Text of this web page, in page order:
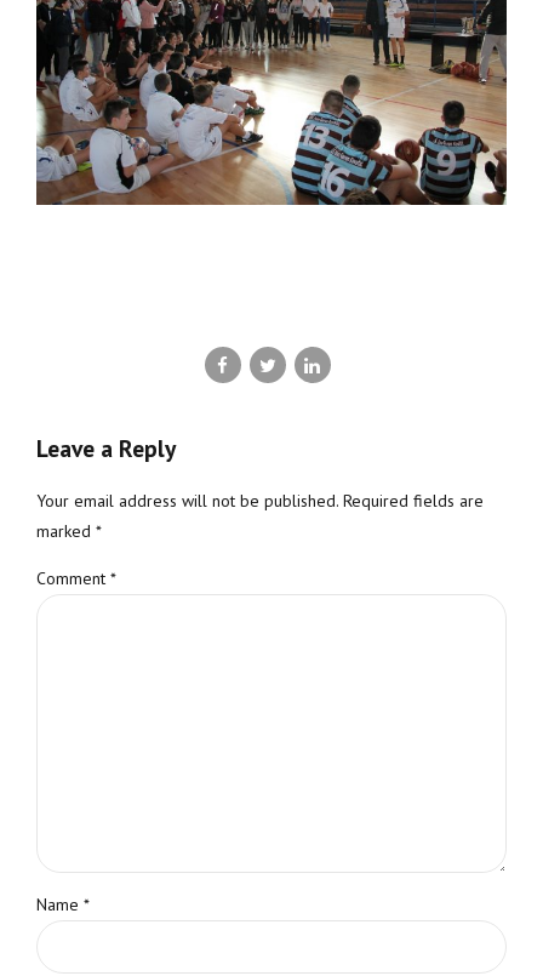
Leave a Reply
Your email address will not be published. Required fields are
marked *
Comment *
Name *